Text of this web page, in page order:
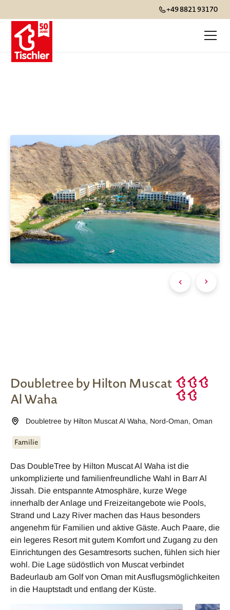
+49 8821 93170
Doubletree by Hilton Muscat
Al Waha
Doubletree by Hilton Muscat Al Waha, Nord-Oman,Oman
Familie
Das DoubleTree by Hilton Muscat Al Waha ist die
unkomplizierte und familienfreundliche Wahl in Barr Al
Jissah. Die entspannte Atmosphäre, kurze Wege
innerhalb der Anlage und Freizeitangebote wie Pools,
Strand und Lazy River machen das Haus besonders
angenehm für Familien und aktive Gäste. Auch Paare, die
ein legeres Resort mit gutem Komfort und Zugang zu den
Einrichtungen des Gesamtresorts suchen, fühlen sich hier
wohl. Die Lage südöstlich von Muscat verbindet
Badeurlaub am Golf von Oman mit Ausflugsmöglichkeiten
in die Hauptstadt und entlang der Küste.